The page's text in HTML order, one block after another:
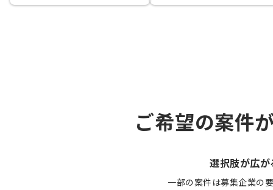
ご希望の案件
選択肢が広が
一部の案件は募集企業の